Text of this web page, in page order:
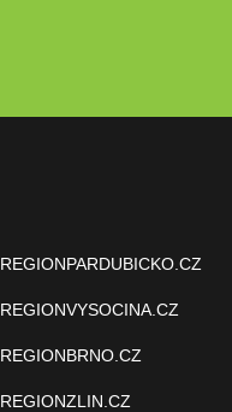
REGIONPARDUBICKO.CZ
REGIONVYSOCINA.CZ
REGIONBRNO.CZ
REGIONZLIN.CZ